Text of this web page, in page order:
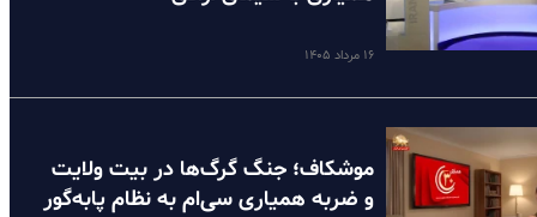
۱۶ مرداد ۱۴۰۵
موشکاف؛ جنگ گرگ‌ها در بیت ولایت
و ضربه همیاری سی‌ام به نظام پا‌به‌گور